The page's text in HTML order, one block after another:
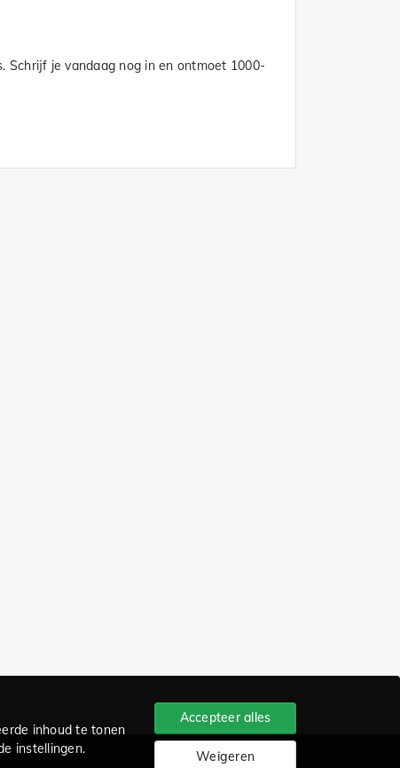
Schrijf je vandaag nog in en ontmoet 1000-
inhoud te tonen
instellingen.
Accepteer alles
Weigeren